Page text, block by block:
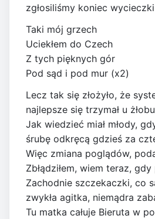
zgłosiliśmy koniec wycieczki
Taki mój grzech
Uciekłem do Czech
Z tych pięknych gór
Pod sąd i pod mur (x2)
Lecz tak się złożyło, że
najlepsze się trzymał u
Jak wiedzieć miał młody,
śrubę odkręcą gdzieś za
Więc zmiana poglądów,
Zbłądziłem, wiem teraz,
Zachodnie szczekaczki, co
zwykła agitka, niemądra
Tu matka całuje Bieruta w